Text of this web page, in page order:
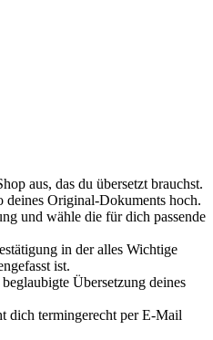
aus, das du übersetzt brauchst.
deines Original-Dokuments hoch.
und wähle die für dich passende
in der alles Wichtige
ist.
Übersetzung deines
dich termingerecht per E-Mail